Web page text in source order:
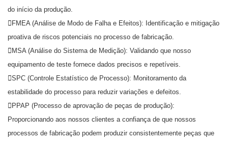
do início da produção.
FMEA (Análise de Modo de Falha e Efeitos): Identificação e mitigação
proativa de riscos potenciais no processo de fabricação.
MSA (Análise do Sistema de Medição): Validando que nosso
equipamento de teste fornece dados precisos e repetíveis.
SPC (Controle Estatístico de Processo): Monitoramento da
estabilidade do processo para reduzir variações e defeitos.
PPAP (Processo de aprovação de peças de produção):
Proporcionando aos nossos clientes a confiança de que nossos
processos de fabricação podem produzir consistentemente peças que